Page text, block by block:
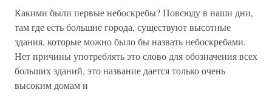
Какими были первые небоскребы? Повсюду в наши дни,
там где есть большие города, существуют высотные
здания, которые можно было бы назвать небоскребами.
Нет причины употреблять это слово для обозначения всех
больших зданий, это название дается только очень
высоким домам и